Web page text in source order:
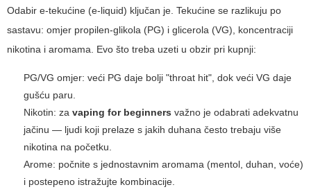
Odabir e-tekućine (e-liquid) ključan je. Tekućine se razlikuju po
sastavu: omjer propilen-glikola (PG) i glicerola (VG), koncentraciji
nikotina i aromama. Evo što treba uzeti u obzir pri kupnji:
PG/VG omjer: veći PG daje bolji "throat hit", dok veći VG daje
gušću paru.
Nikotin: za vaping for beginners važno je odabrati adekvatnu
jačinu — ljudi koji prelaze s jakih duhana često trebaju više
nikotina na početku.
Arome: počnite s jednostavnim aromama (mentol, duhan, voće)
i postepeno istražujte kombinacije.